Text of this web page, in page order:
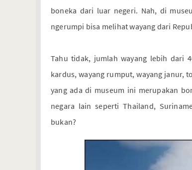
boneka dari luar negeri. Nah, di
ngerumpi bisa melihat wayang dari
Tahu tidak, jumlah wayang lebih dari
kardus, wayang rumput, wayang janur,
yang ada di museum ini merupakan
negara lain seperti Thailand,
bukan?